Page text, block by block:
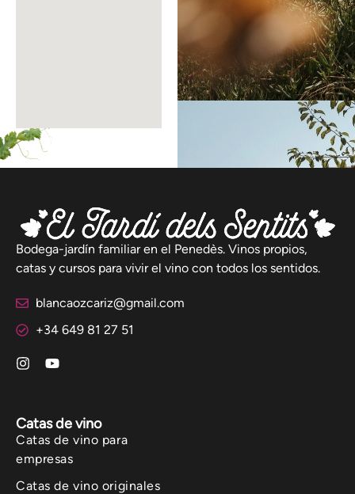
Bodega-jardín familiar en el Penedès. Vinos propios,
catas y cursos para vivir el vino con todos los sentidos.
blancaozcariz@gmail.com
+34 649 81 27 51
Catas de vino
Catas de vino para
empresas
Catas de vino originales